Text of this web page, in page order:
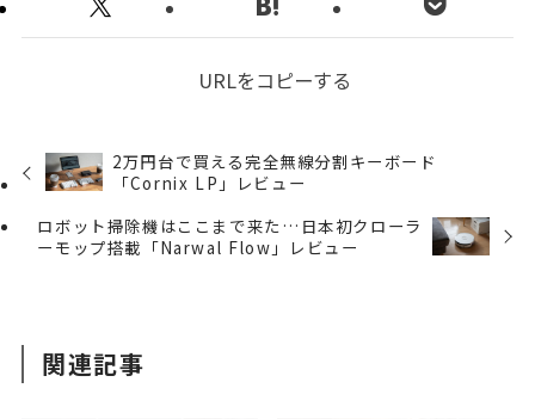
URLをコピーする
2万円台で買える完全無線分割キーボード
「Cornix LP」レビュー
ロボット掃除機はここまで来た…日本初クローラ
ーモップ搭載「Narwal Flow」レビュー
関連記事